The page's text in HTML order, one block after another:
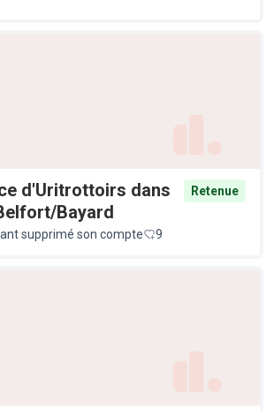
d'Uritrottoirs dans
Bayard
Retenue
supprimé son compte 9